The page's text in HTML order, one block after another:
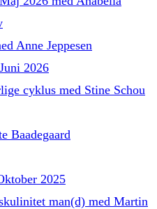
Anne Jeppesen
2026
cyklus med Stine Schou
Baadegaard
2025
man(d) med Martin